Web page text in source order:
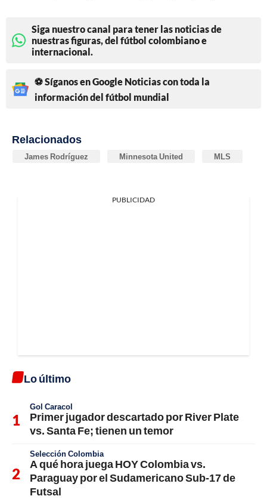
Siga nuestro canal para tener las noticias de
nuestras figuras, del fútbol colombiano e
internacional.
⚽ Síganos en Google Noticias con toda la
información del fútbol mundial
Relacionados
James Rodríguez Minnesota United MLS
PUBLICIDAD
Lo último
Gol Caracol
Primer jugador descartado por River Plate
vs. Santa Fe; tienen un temor
Selección Colombia
A qué hora juega HOY Colombia vs.
Paraguay por el Sudamericano Sub-17 de
Futsal